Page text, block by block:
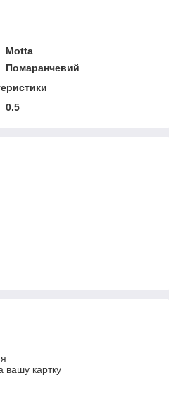
Motta
Помаранчевий
0.5
вашу картку